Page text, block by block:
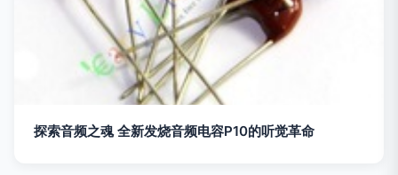
探索音频之魂 全新发烧音频电容P10的听觉革命